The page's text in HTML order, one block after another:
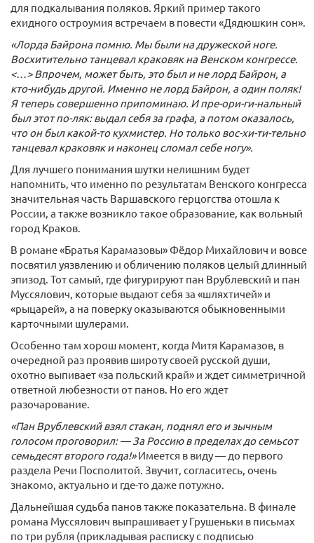
для подкалывания поляков. Яркий пример такого
ехидного остроумия встречаем в повести «Дядюшкин сон».
«Лорда Байрона помню. Мы были на дружеской ноге.
Восхитительно танцевал краковяк на Венском конгрессе.
<…> Впрочем, может быть, это был и не лорд Байрон, а
кто-нибудь другой. Именно не лорд Байрон, а один поляк!
Я теперь совершенно припоминаю. И пре-ори-ги-нальный
был этот по-ляк: выдал себя за графа, а потом оказалось,
что он был какой-то кухмистер. Но только вос-хи-ти-тельно
танцевал краковяк и наконец сломал себе ногу».
Для лучшего понимания шутки нелишним будет
напомнить, что именно по результатам Венского конгресса
значительная часть Варшавского герцогства отошла к
России, а также возникло такое образование, как вольный
город Краков.
В романе «Братья Карамазовы» Фёдор Михайлович и вовсе
посвятил уязвлению и обличению поляков целый длинный
эпизод. Тот самый, где фигурируют пан Врублевский и пан
Муссялович, которые выдают себя за «шляхтичей» и
«рыцарей», а на поверку оказываются обыкновенными
карточными шулерами.
Особенно там хорош момент, когда Митя Карамазов, в
очередной раз проявив широту своей русской души,
охотно выпивает «за польский край» и ждет симметричной
ответной любезности от панов. Но его ждет
разочарование.
«Пан Врублевский взял стакан, поднял его и зычным
голосом проговорил: — За Россию в пределах до семьсот
семьдесят второго года!»Имеется в виду — до первого
раздела Речи Посполитой. Звучит, согласитесь, очень
знакомо, актуально и где-то даже потужно.
Дальнейшая судьба панов также показательна. В финале
романа Муссялович выпрашивает у Грушеньки в письмах
по три рубля (прикладывая расписку с подписью